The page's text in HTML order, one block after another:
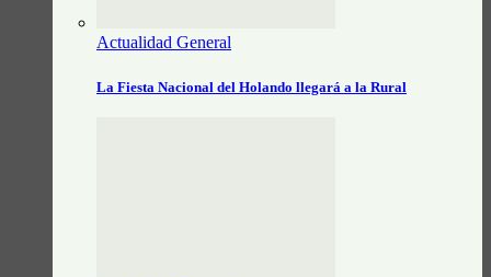
Actualidad General
La Fiesta Nacional del Holando llegará a la Rural